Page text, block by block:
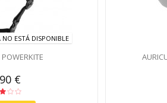
ESTÁ DISPONIBLE
€